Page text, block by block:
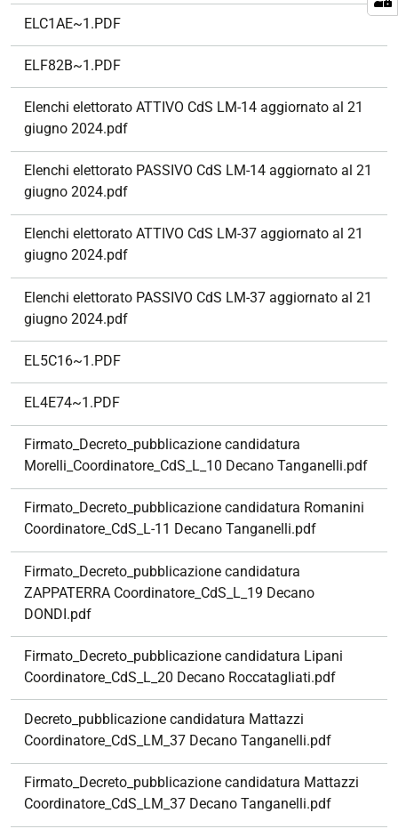
ELC1AE~1.PDF
ELF82B~1.PDF
Elenchi elettorato ATTIVO CdS LM-14 aggiornato al 21
giugno 2024.pdf
Elenchi elettorato PASSIVO CdS LM-14 aggiornato al 21
giugno 2024.pdf
Elenchi elettorato ATTIVO CdS LM-37 aggiornato al 21
giugno 2024.pdf
Elenchi elettorato PASSIVO CdS LM-37 aggiornato al 21
giugno 2024.pdf
EL5C16~1.PDF
EL4E74~1.PDF
Firmato_Decreto_pubblicazione candidatura
Morelli_Coordinatore_CdS_L_10 Decano Tanganelli.pdf
Firmato_Decreto_pubblicazione candidatura Romanini
Coordinatore_CdS_L-11 Decano Tanganelli.pdf
Firmato_Decreto_pubblicazione candidatura
ZAPPATERRA Coordinatore_CdS_L_19 Decano
DONDI.pdf
Firmato_Decreto_pubblicazione candidatura Lipani
Coordinatore_CdS_L_20 Decano Roccatagliati.pdf
Decreto_pubblicazione candidatura Mattazzi
Coordinatore_CdS_LM_37 Decano Tanganelli.pdf
Firmato_Decreto_pubblicazione candidatura Mattazzi
Coordinatore_CdS_LM_37 Decano Tanganelli.pdf